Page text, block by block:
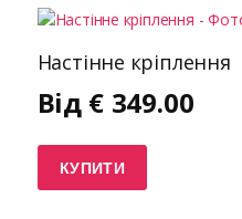
Настінне кріплення
Від € 349.00
КУПИТИ